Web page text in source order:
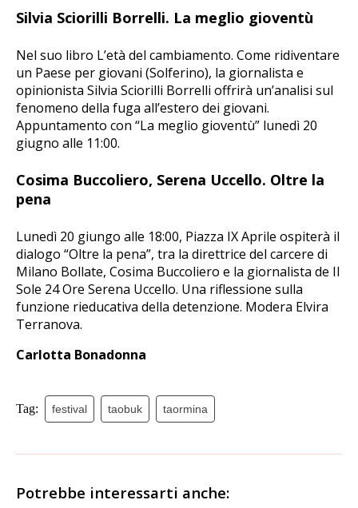
Silvia Sciorilli Borrelli. La meglio gioventù
Nel suo libro L’età del cambiamento. Come ridiventare
un Paese per giovani (Solferino), la giornalista e
opinionista Silvia Sciorilli Borrelli offrirà un’analisi sul
fenomeno della fuga all’estero dei giovani.
Appuntamento con “La meglio gioventù” lunedì 20
giugno alle 11:00.
Cosima Buccoliero, Serena Uccello. Oltre la
pena
Lunedì 20 giungo alle 18:00, Piazza IX Aprile ospiterà il
dialogo “Oltre la pena”, tra la direttrice del carcere di
Milano Bollate, Cosima Buccoliero e la giornalista de Il
Sole 24 Ore Serena Uccello. Una riflessione sulla
funzione rieducativa della detenzione. Modera Elvira
Terranova.
Carlotta Bonadonna
Tag: festival taobuk taormina
Potrebbe interessarti anche: